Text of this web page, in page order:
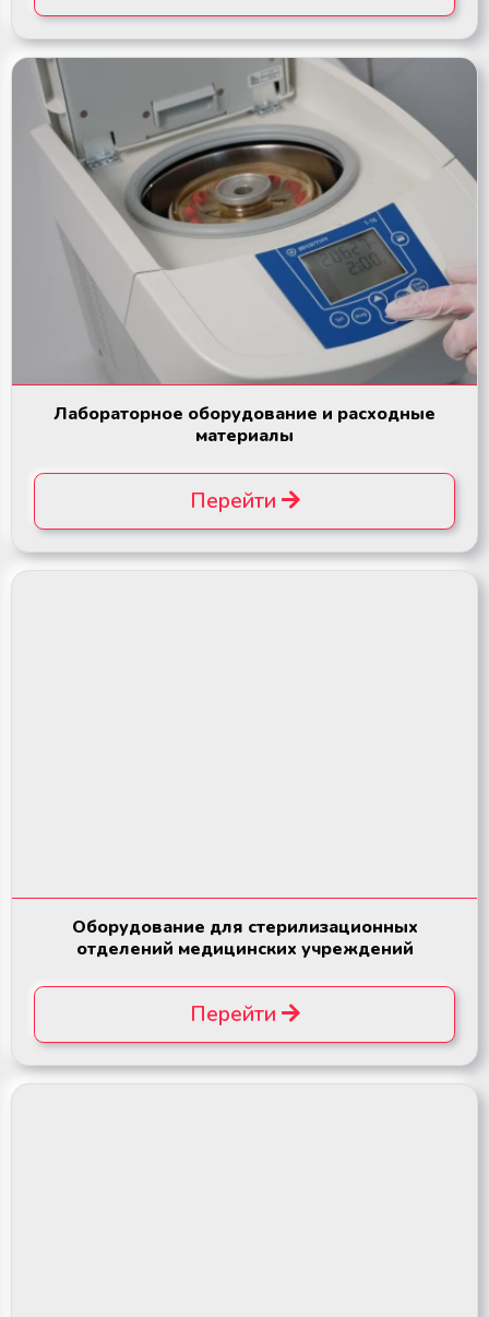
Лабораторное оборудование и расходные
материалы
Перейти
Оборудование для стерилизационных
отделений медицинских учреждений
Перейти